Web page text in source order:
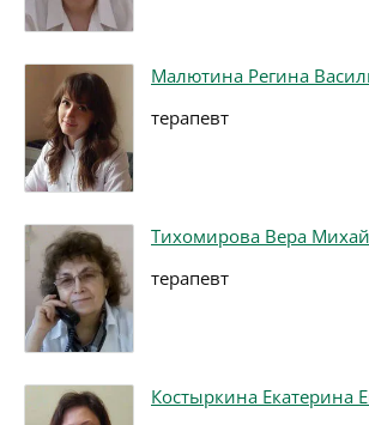
Малютина Регина
терапевт
Тихомирова Вера
терапевт
Костыркина Екатерина